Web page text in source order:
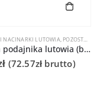
NACINARKI LUTOWIA, POZOSTAŁE AKCESORIA
Głowica podajnika lutowia (bez przewodu) śr. 1mm do Quick 376D
(72.57zł brutto)